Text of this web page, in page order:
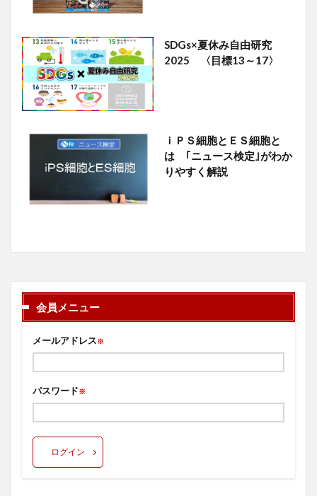
SDGs×夏休み自由研究
2025 〈目標13～17〉
ｉＰＳ細胞とＥＳ細胞と
は ｢ニュース検定｣がわか
りやすく解説
会員メニュー
メールアドレス※
パスワード※
ログイン